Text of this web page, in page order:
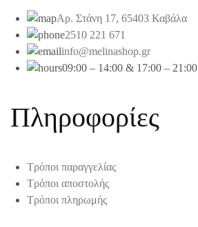
Αρ. Στάνη 17, 65403 Καβάλα
2510 221 671
info@melinashop.gr
09:00 – 14:00 & 17:00 – 21:00
Πληροφορίες
Τρόποι παραγγελίας
Τρόποι αποστολής
Τρόποι πληρωμής